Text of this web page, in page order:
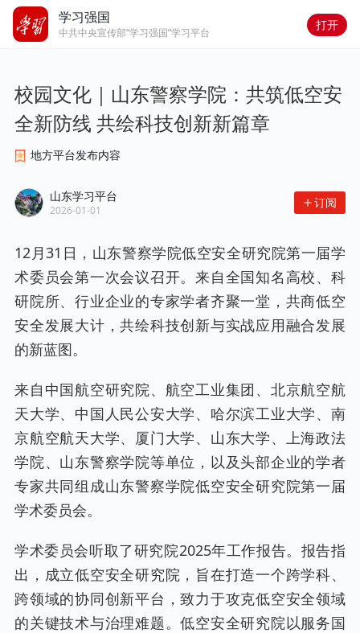
学习强国
中共中央宣传部“学习强国”学习平台
打开
校园文化｜山东警察学院：共筑低空安
全新防线 共绘科技创新新篇章
地方平台发布内容
山东学习平台
2026-01-01
订阅
12月31日，山东警察学院低空安全研究院第一届学
术委员会第一次会议召开。来自全国知名高校、科
研院所、行业企业的专家学者齐聚一堂，共商低空
安全发展大计，共绘科技创新与实战应用融合发展
的新蓝图。
来自中国航空研究院、航空工业集团、北京航空航
天大学、中国人民公安大学、哈尔滨工业大学、南
京航空航天大学、厦门大学、山东大学、上海政法
学院、山东警察学院等单位，以及头部企业的学者
专家共同组成山东警察学院低空安全研究院第一届
学术委员会。
学术委员会听取了研究院2025年工作报告。报告指
出，成立低空安全研究院，旨在打造一个跨学科、
跨领域的协同创新平台，致力于攻克低空安全领域
的关键技术与治理难题。低空安全研究院以服务国